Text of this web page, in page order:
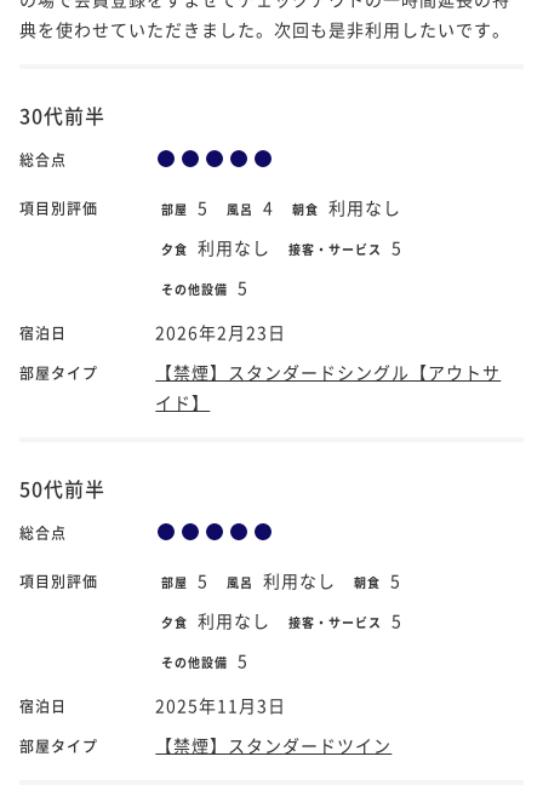
典を使わせていただきました。次回も是非利用したいです。
30代前半
総合点
項目別評価 部屋 5 風呂 4 朝食 利用なし
夕食 利用なし 接客・サービス 5
その他設備 5
宿泊日 2026年2月23日
部屋タイプ
【禁煙】スタンダードシングル【アウトサ
イド】
50代前半
総合点
項目別評価 部屋 5 風呂 利用なし 朝食 5
夕食 利用なし 接客・サービス 5
その他設備 5
宿泊日 2025年11月3日
部屋タイプ 【禁煙】スタンダードツイン